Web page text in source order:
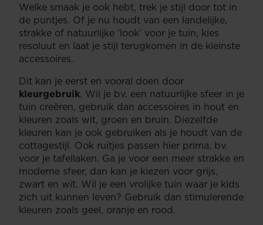
Welke smaak je ook hebt, trek je stijl door tot in
de puntjes. Of je nu houdt van een landelijke,
strakke of natuurlijke ‘look’ voor je tuin, kies
resoluut en laat je stijl terugkomen in de kleinste
accessoires.
Dit kan je eerst en vooral doen door
kleurgebruik. Wil je bv. een natuurlijke sfeer in je
tuin creëren, gebruik dan accessoires in hout en
kleuren zoals wit, groen en bruin. Diezelfde
kleuren kan je ook gebruiken als je houdt van de
cottagestijl. Ook ruitjes passen hier prima, bv.
voor je tafellaken. Ga je voor een meer strakke en
moderne sfeer, dan kan je kiezen voor grijs,
zwart en wit. Wil je een vrolijke tuin waar je kids
zich uit kunnen leven? Gebruik dan stimulerende
kleuren zoals geel, oranje en rood.